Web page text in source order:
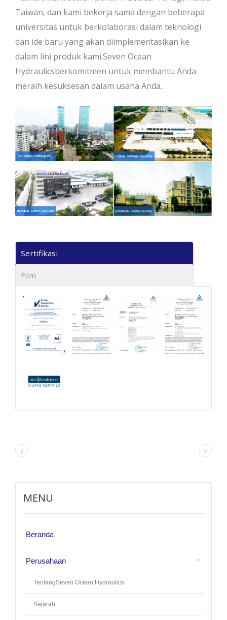
Taiwan, dan kami bekerja sama dengan beberapa
universitas untuk berkolaborasi dalam teknologi
dan ide baru yang akan diimplementasikan ke
dalam lini produk kami.Seven Ocean
Hydraulicsberkomitmen untuk membantu Anda
meraih kesuksesan dalam usaha Anda.
Sertifikasi
Film
MENU
Beranda
Perusahaan
TentangSeven Ocean Hydraulics
Sejarah